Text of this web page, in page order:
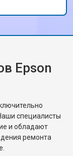
Epson
специалисты
и обладают
ремонта